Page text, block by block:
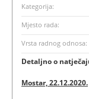
Kategorija:
Mjesto rada:
Vrsta radnog odnosa:
Detaljno o
Mostar, 22.12.2020.